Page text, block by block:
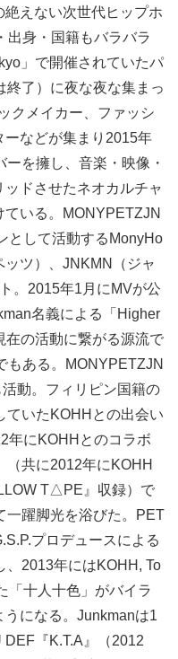
えない次世代ヒップホ
出身・国籍もバラバラ
」で開催されていたパ
終了）に夜な夜な集まっ
クメイカー、ファッシ
ーなどが集まり2015年
を擁し、音楽・映像・
ドさせたネオカルチャ
いる。MONYPETZJN
として活動するMonyHo
ツ）、JNKMN（ジャ
。2015年1月にMVが公
名義による「Higher
在の活動に繋がる源流で
もある。MONYPETZJN
動。フィリピン国籍の
ていたKOHHとの出会い
年にKOHHとのコラボ
（共に2012年にKOHH
T△PE』収録）で
一躍脚光を浴びた。PET
プロデュースによる
、2013年にはKOHH, To
「十人十色」がバイラ
になる。Junkmanは1
『K.T.A』（2012